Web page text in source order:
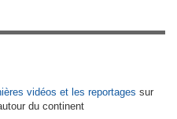
vidéos et les reportages sur
du continent